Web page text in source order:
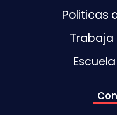
Politicas